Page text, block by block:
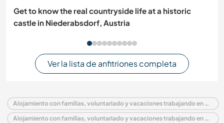
Get to know the real countryside life at a historic
castle in Niederabsdorf, Austria
Ver la lista de anfitriones completa
Alojamiento con familias, voluntariado y vacaciones trabajando en Perú
Alojamiento con familias, voluntariado y vacaciones trabajando en América del Sur